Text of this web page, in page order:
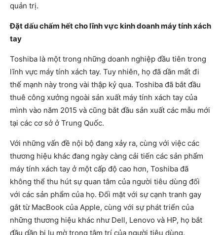
quản trị.
Đặt dấu chấm hết cho lĩnh vực kinh doanh máy tính xách
tay
Toshiba là một trong những doanh nghiệp đầu tiên trong
lĩnh vực máy tính xách tay. Tuy nhiên, họ đã dần mất đi
thế mạnh này trong vài thập kỷ qua. Toshiba đã bắt đầu
thuê công xưởng ngoài sản xuất máy tính xách tay của
mình vào năm 2015 và cũng bắt đầu sản xuất các mẫu mới
tại các cơ sở ở Trung Quốc.
Với những vấn đề nội bộ đang xảy ra, cùng với việc các
thương hiệu khác đang ngày càng cải tiến các sản phẩm
máy tính xách tay ở một cấp độ cao hơn, Toshiba đã
không thể thu hút sự quan tâm của người tiêu dùng đối
với các sản phẩm của họ. Đối mặt với sự cạnh tranh gay
gắt từ MacBook của Apple, cùng với sự phát triển của
những thương hiệu khác như Dell, Lenovo và HP, họ bắt
đầu dần bị lu mờ trong tâm trí của người tiêu dùng.